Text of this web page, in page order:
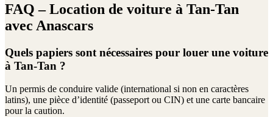
FAQ – Location de voiture à Tan-Tan
avec Anascars
Quels papiers sont nécessaires pour louer une voiture
à Tan-Tan ?
Un permis de conduire valide (international si non en caractères
latins), une pièce d’identité (passeport ou CIN) et une carte bancaire
pour la caution.